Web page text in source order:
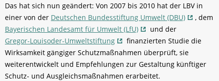
Das hat sich nun geändert: Von 2007 bis 2010 hat der LBV in
einer von der Deutschen Bundesstiftung Umwelt (DBU)
, dem
Bayerischen Landesamt für Umwelt (LfU)
und der
Gregor-Louisoder-Umweltstiftung
finanzierten Studie die
Wirksamkeit gängiger Schutz­maßnahmen überprüft, sie
weiterentwickelt und Empfehlungen zur Gestaltung künftiger
Schutz- und Ausgleichsmaßnahmen erarbeitet.